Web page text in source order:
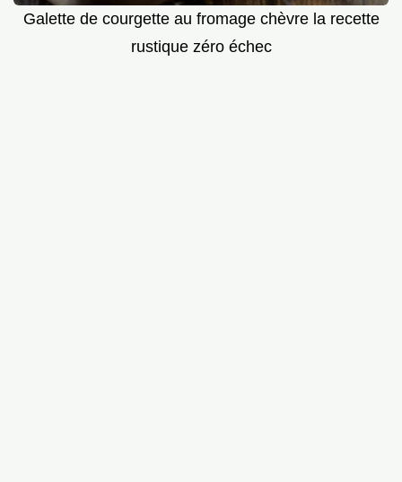
Galette de courgette au fromage chèvre la recette
rustique zéro échec